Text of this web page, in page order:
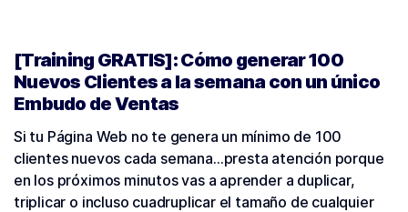
[Training GRATIS]: Cómo generar 100
Nuevos Clientes a la semana con un único
Embudo de Ventas
Si tu Página Web no te genera un mínimo de 100
clientes nuevos cada semana…presta atención porque
en los próximos minutos vas a aprender a duplicar,
triplicar o incluso cuadruplicar el tamaño de cualquier